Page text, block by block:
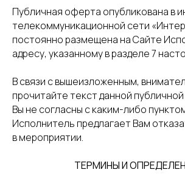
Публичная оферта опубликована в
телекоммуникационной сети
постоянно размещена на Сайте
адресу, указанному в разделе 7
В связи с вышеизложенным,
прочитайте текст данной
Вы не согласны с каким-либо
Исполнитель предлагает Вам
в мероприятии.
ТЕРМИНЫ И